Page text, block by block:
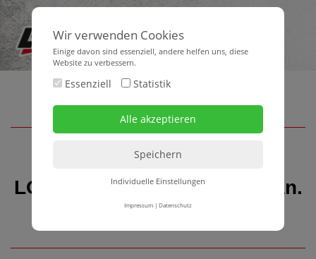
Estrichbeschleuniger
LORENCIC Lo-Floor 25kg/Kan.
24Kan./Pal
Wir verwenden Cookies
Einige davon sind essenziell, andere helfen uns, diese
Website zu verbessern.
Essenziell Statistik
Individuelle Einstellungen
Impressum| Datenschutz